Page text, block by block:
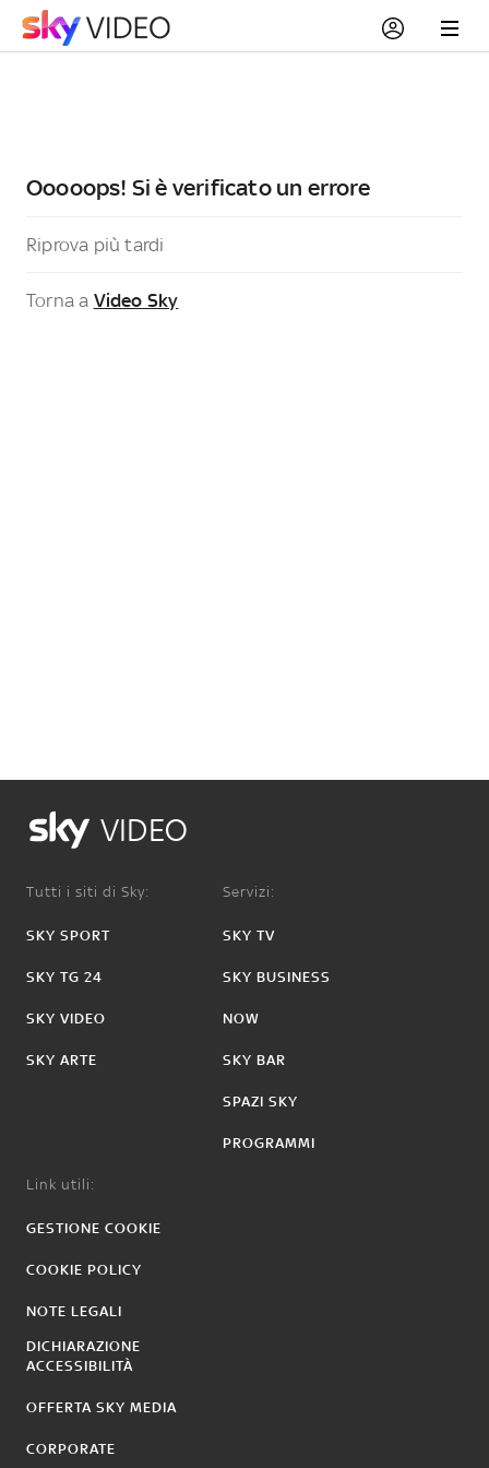
Ooooops! Si è verificato un errore
Riprova più tardi
Torna a Video Sky
VIDEO
Tutti i siti di Sky:
SKY SPORT
SKY TG 24
SKY VIDEO
SKY ARTE
Servizi:
SKY TV
SKY BUSINESS
NOW
SKY BAR
SPAZI SKY
PROGRAMMI
Link utili:
GESTIONE COOKIE
COOKIE POLICY
NOTE LEGALI
DICHIARAZIONE
ACCESSIBILITÀ
OFFERTA SKY MEDIA
CORPORATE